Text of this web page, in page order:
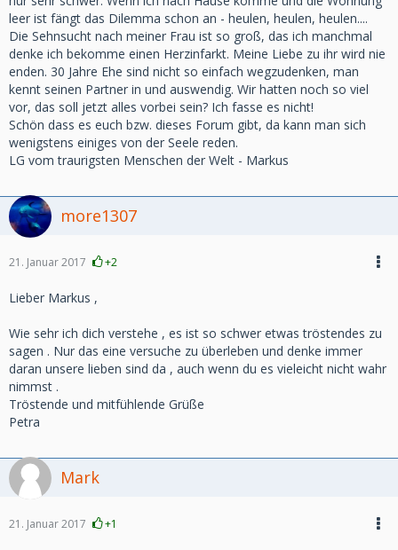
leer ist fängt das Dilemma schon an - heulen, heulen, heulen....
Die Sehnsucht nach meiner Frau ist so groß, das ich manchmal
denke ich bekomme einen Herzinfarkt. Meine Liebe zu ihr wird nie
enden. 30 Jahre Ehe sind nicht so einfach wegzudenken, man
kennt seinen Partner in und auswendig. Wir hatten noch so viel
vor, das soll jetzt alles vorbei sein? Ich fasse es nicht!
Schön dass es euch bzw. dieses Forum gibt, da kann man sich
wenigstens einiges von der Seele reden.
LG vom traurigsten Menschen der Welt - Markus
more1307
21. Januar 2017 +2
Lieber Markus ,
Wie sehr ich dich verstehe , es ist so schwer etwas tröstendes zu
sagen . Nur das eine versuche zu überleben und denke immer
daran unsere lieben sind da , auch wenn du es vieleicht nicht wahr
nimmst .
Tröstende und mitfühlende Grüße
Petra
Mark
21. Januar 2017 +1